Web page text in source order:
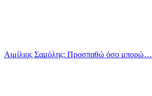
Αιμίλιος Σαμόλης: Προσπαθώ όσο μπορώ…